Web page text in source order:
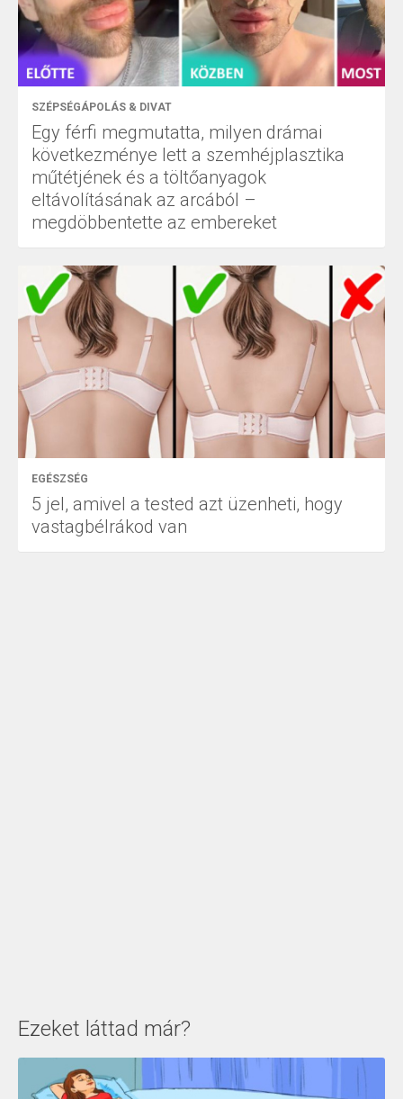
SZÉPSÉGÁPOLÁS & DIVAT
Egy férfi megmutatta, milyen drámai
következménye lett a szemhéjplasztika
műtétjének és a töltőanyagok
eltávolításának az arcából –
megdöbbentette az embereket
EGÉSZSÉG
5 jel, amivel a tested azt üzenheti, hogy
vastagbélrákod van
Ezeket láttad már?